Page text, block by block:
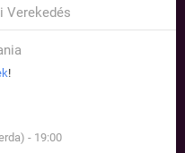
Verekedés
!
- 19:00